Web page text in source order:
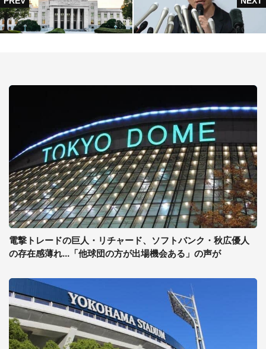
電撃トレードの巨人・リチャード、ソフトバンク・秋広優人
の存在感薄れ...「他球団の方が出場機会ある」の声が